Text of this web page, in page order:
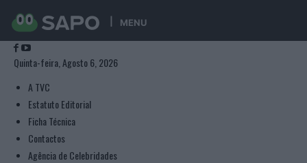
MENU
Quinta-feira, Agosto 6, 2026
A TVC
Estatuto Editorial
Ficha Técnica
Contactos
Agência de Celebridades